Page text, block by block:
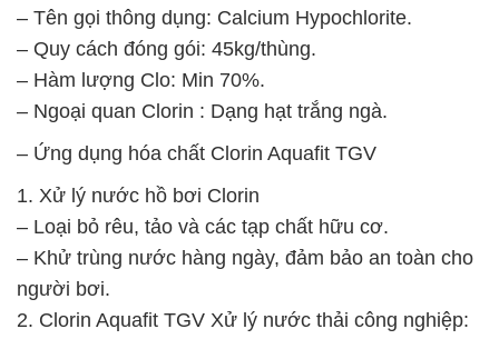
– Tên gọi thông dụng: Calcium Hypochlorite.
– Quy cách đóng gói: 45kg/thùng.
– Hàm lượng Clo: Min 70%.
– Ngoại quan Clorin : Dạng hạt trắng ngà.
– Ứng dụng hóa chất Clorin Aquafit TGV
1. Xử lý nước hồ bơi Clorin
– Loại bỏ rêu, tảo và các tạp chất hữu cơ.
– Khử trùng nước hàng ngày, đảm bảo an toàn cho
người bơi.
2. Clorin Aquafit TGV Xử lý nước thải công nghiệp: